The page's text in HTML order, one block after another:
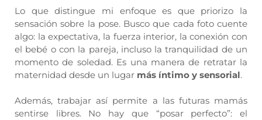
Lo que distingue mi enfoque es que priorizo la
sensación sobre la pose. Busco que cada foto cuente
algo: la expectativa, la fuerza interior, la conexión con
el bebé o con la pareja, incluso la tranquilidad de un
momento de soledad. Es una manera de retratar la
maternidad desde un lugar más íntimo y sensorial.
Además, trabajar así permite a las futuras mamás
sentirse libres. No hay que “posar perfecto”: el